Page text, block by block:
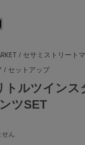
/ セサミストリート
/ セットアップ
トルツイン
ツSET
せん